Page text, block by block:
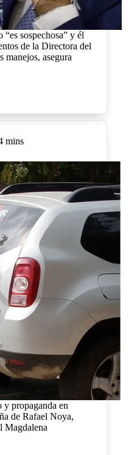
sospechosa” y él
de la Directora del
manejos, asegura
mins
y propaganda en
de Rafael Noya,
Magdalena